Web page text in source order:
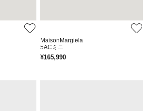
MaisonMargiela
5ACミニ
¥165,990